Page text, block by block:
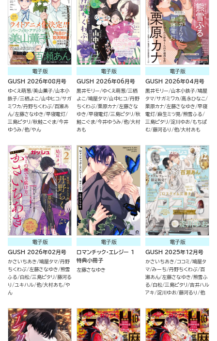
電子版
GUSH 2026年08月号
ゆくえ萌葱 美山薫子 山本小
鉄子 三栖よこ 山中ヒコ サガ
ミワカ 丹野ちくわぶ 百瀬あ
ん 左藤さなゆき 早寝電灯
三島ピタリ 秋鮭こぐま 今井
ゆうみ 他 やん
電子版
GUSH 2026年06月号
黒井モリー ゆくえ萌葱 三栖
よこ 鳩屋タマ 山中ヒコ 丹野
ちくわぶ 栗原カナ 左藤さな
ゆき 早寝電灯 三島ピタリ 秋
鮭こぐま 今井ゆうみ 他 大村
あも
電子版
GUSH 2026年04月号
黒井モリー 山本小鉄子 鳩屋
タマ サガミワカ 高永ひなこ
栗原カナ 左藤さなゆき 早寝
電灯 麻生ミツ晃 熊雪ふる
三島ピタリ 淀川ゆお もちぱ
む 藤河るり 他 大村あも
電子版
GUSH 2026年02月号
かさいちあき 鳩屋タマ 丹野
ちくわぶ 左藤さなゆき 熊雪
ふる
白松 三島ピタリ 藤河る
り
ユキハル 他 大村あも や
ん
電子版
ロマンチック・エレジー 1
特典小冊子
左藤さなゆき
電子版
GUSH 2025年12月号
かさいちあき ココミ 鳩屋タ
マ みーち 丹野ちくわぶ 百
瀬あん 左藤さなゆき 熊雪ふ
る
白松 三島ピタリ 吉井ハル
アキ 淀川ゆお 藤河るり 他